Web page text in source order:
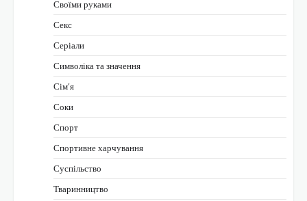
Своїми руками
Секс
Серіали
Символіка та значення
Сім’я
Соки
Спорт
Спортивне харчування
Суспільство
Тваринництво